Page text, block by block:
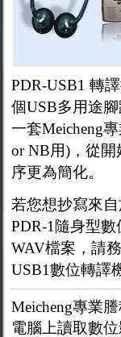
PDR-USB1 轉
個USB多用途
一套Meicheng
or NB用)，從
序更為簡化。
若您想抄寫來
PDR-1隨身型
WAV檔案，請
USB1數位轉譯
Meicheng專業
電腦上讀取數